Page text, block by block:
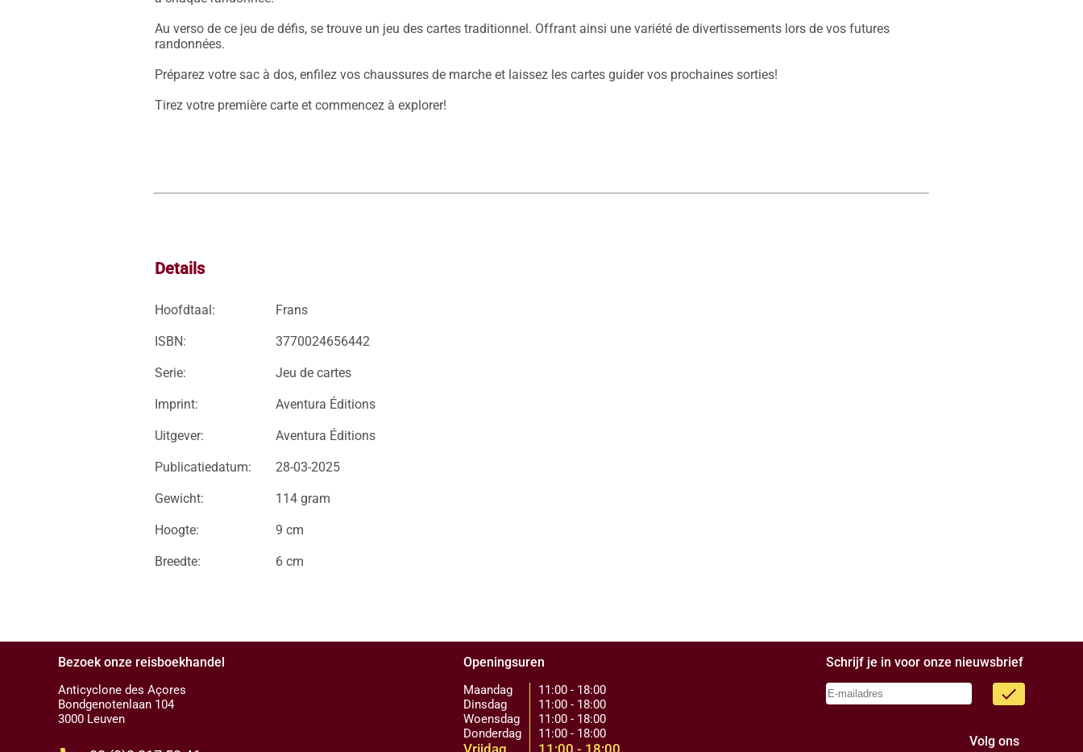
Au verso de ce jeu de défis, se trouve un jeu des cartes traditionnel. Offrant ainsi une variété de divertissements lors de vos futures
randonnées.
Préparez votre sac à dos, enfilez vos chaussures de marche et laissez les cartes guider vos prochaines sorties!
Tirez votre première carte et commencez à explorer!
Details
Hoofdtaal: Frans
ISBN: 3770024656442
Serie: Jeu de cartes
Imprint: Aventura Éditions
Uitgever: Aventura Éditions
Publicatiedatum: 28-03-2025
Gewicht: 114 gram
Hoogte: 9 cm
Breedte: 6 cm
Bezoek onze reisboekhandel
Anticyclone des Açores
Bondgenotenlaan 104
3000 Leuven
Openingsuren
Maandag
Dinsdag
Woensdag
Donderdag
Vrijdag
11:00 - 18:00
11:00 - 18:00
11:00 - 18:00
11:00 - 18:00
11:00 - 18:00
Schrijf je in voor onze nieuwsbrief
done
Volg ons